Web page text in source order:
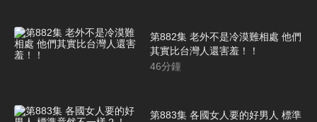
第882集 老外不是冷漠難相處 他們
其實比台灣人還害羞！！
46分鐘
第883集 各國女人要的好男人 標準